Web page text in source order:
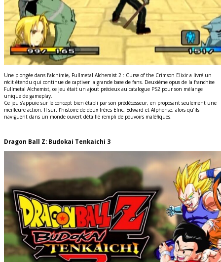
Une plongée dans l’alchimie, Fullmetal Alchemist 2 : Curse of the Crimson Elixir a livré un
récit étendu qui continue de captiver la grande base de fans. Deuxième opus de la franchise
Fullmetal Alchemist, ce jeu était un ajout précieux au catalogue PS2 pour son mélange
unique de gameplay.
Ce jeu s’appuie sur le concept bien établi par son prédécesseur, en proposant seulement une
meilleure action. Il suit l’histoire de deux frères Elric, Edward et Alphonse, alors qu’ils
naviguent dans un monde ouvert détaillé rempli de pouvoirs maléfiques.
Dragon Ball Z: Budokai Tenkaichi 3